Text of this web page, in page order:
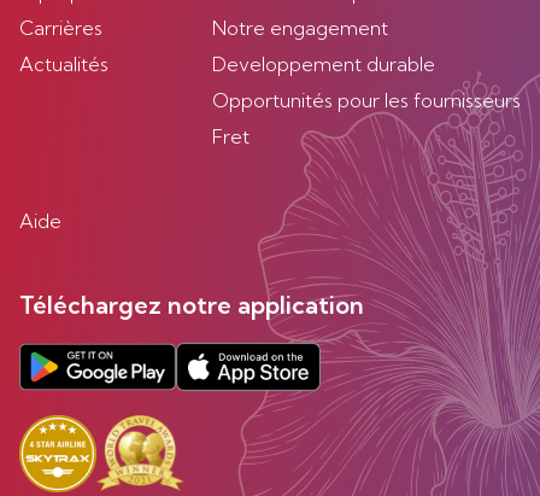
Carrières
Actualités
Notre engagement
Developpement durable
Opportunités pour les fournisseurs
Fret
Aide
Téléchargez notre application